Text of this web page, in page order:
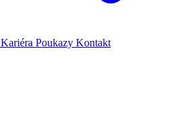
Kariéra Poukazy Kontakt